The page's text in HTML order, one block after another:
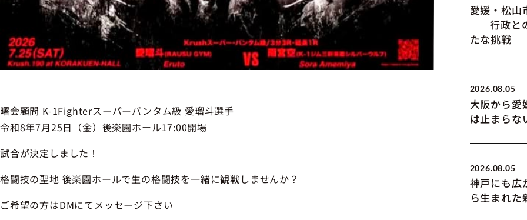
曙会顧問 K-1Fighterスーパーバンタム級 愛瑠斗選手
令和8年7月25日（金）後楽園ホール17:00開場
試合が決定しました！
格闘技の聖地 後楽園ホールで生の格闘技を一緒に観戦しませんか？
ご希望の方はDMにてメッセージ下さい
愛媛・松山
――行政と
たな挑戦
2026.08.05
大阪から
は止まらな
2026.08.05
神戸にも
ら生まれた